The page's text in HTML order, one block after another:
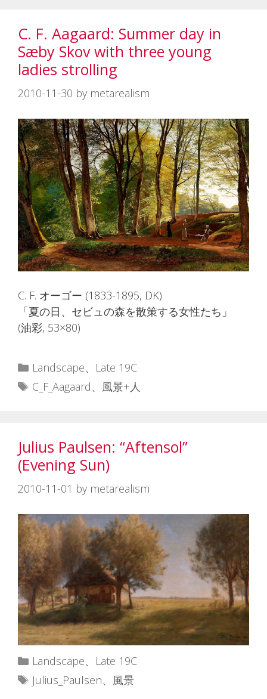
C. F. Aagaard: Summer day in
Sæby Skov with three young
ladies strolling
2010-11-30 by metarealism
C. F. オーゴー (1833-1895, DK)
「夏の日、セビュの森を散策する女性たち」
(油彩, 53×80)
カ
テ
ゴ
Landscape、 Late 19C
タ
C_F_Aagaard、 風景+人
Julius Paulsen: “Aftensol”
(Evening Sun)
2010-11-01 by metarealism
カ
テ
ゴ
Landscape、 Late 19C
タ
Julius_Paulsen、 風景